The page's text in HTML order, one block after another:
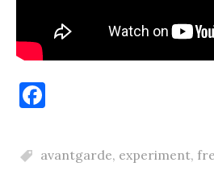
c
avantgarde, experiment,